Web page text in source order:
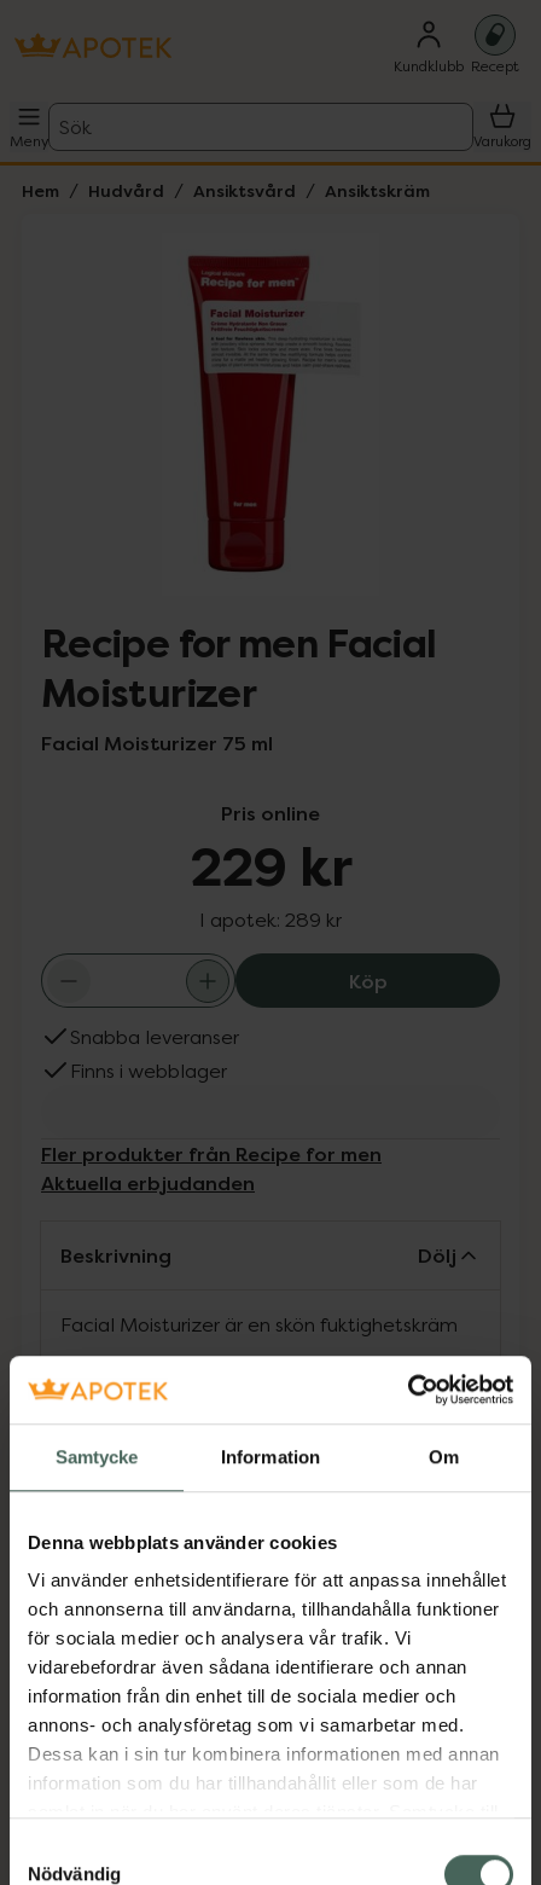
Samtycke Information Om
Denna webbplats använder cookies
Vi använder enhetsidentifierare för att anpassa innehållet
och annonserna till användarna, tillhandahålla funktioner
för sociala medier och analysera vår trafik. Vi
vidarebefordrar även sådana identifierare och annan
information från din enhet till de sociala medier och
annons- och analysföretag som vi samarbetar med.
Dessa kan i sin tur kombinera informationen med annan
information som du har tillhandahållit eller som de har
återkalla ditt samtycke via webbplatsens
Nödvändig
Kundklubb Recept
Meny
Sök
Varukorg
Hem Hudvård Ansiktsvård Ansiktskräm
Lista: . Innehåller 1 objekt.
Recipe for men Facial
Moisturizer
Facial Moisturizer 75 ml
Pris online
229 kr
I apotek: 289 kr
Köp Recipe
Snabba leveranser
Finns i webblager
Fler produkter från Recipe for men
Aktuella erbjudanden
Beskrivning Dölj
Facial Moisturizer är en skön fuktighetskräm
EAN:07350012810030
Kategorier:
AnsiktskrämAnsiktsvård för män
Ansiktsvård för mänHudvård
Hudvård för mänHudvård för mänMan
Innehåll Visa
Instruktioner Visa
Kontaktinfo tillverkare Visa